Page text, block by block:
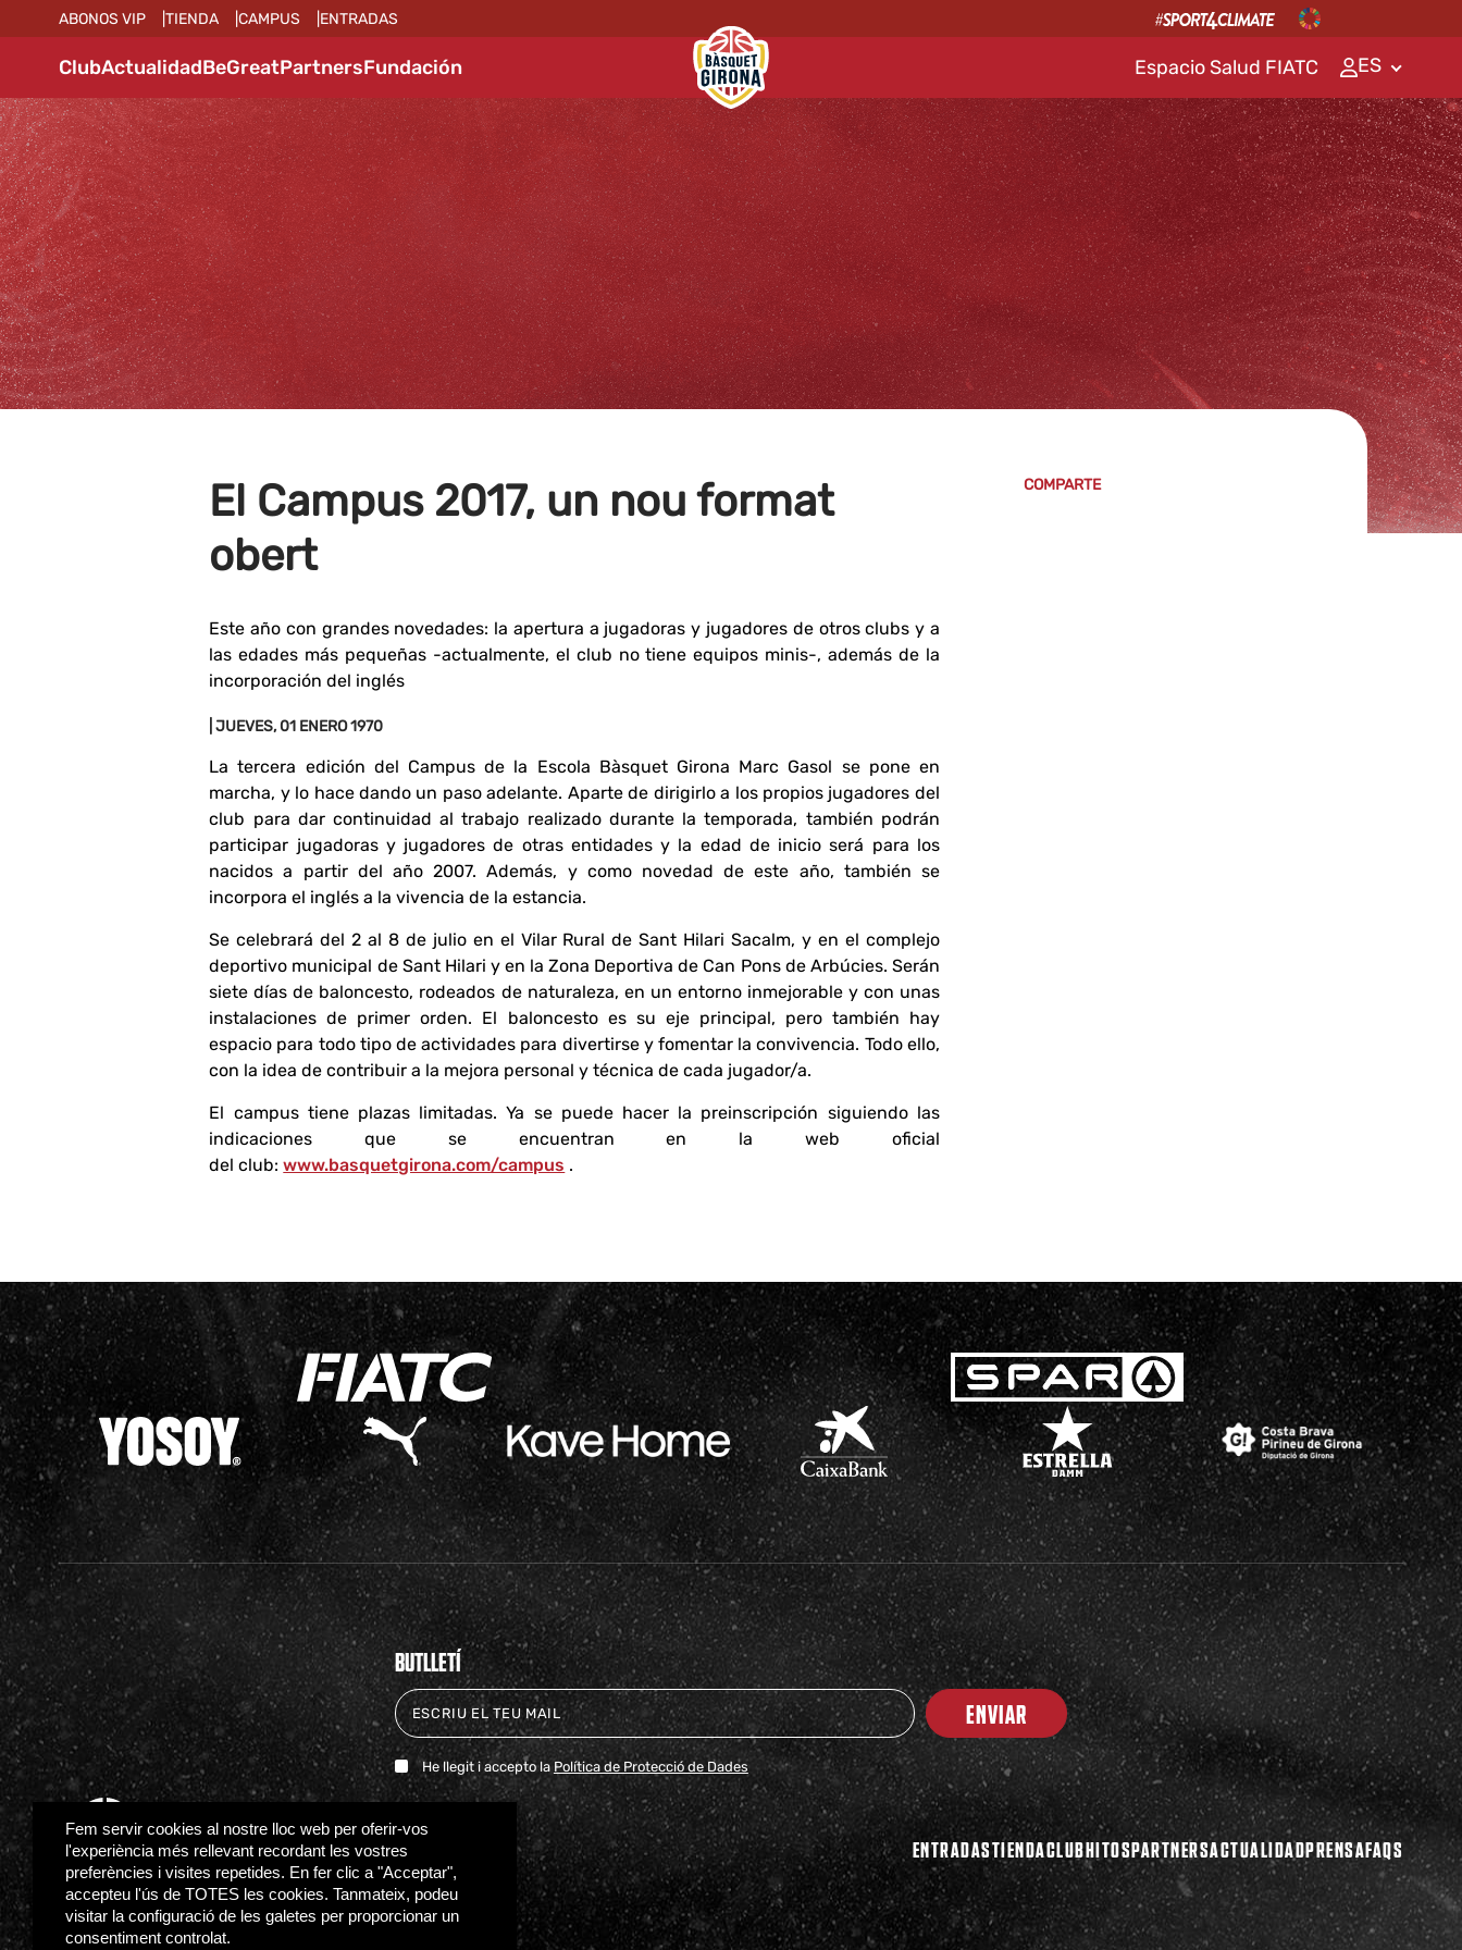
ABONOS VIP TIENDA CAMPUS ENTRADAS
ClubActualidadBeGreatPartnersFundación Espacio Salud FIATC ES
El Campus 2017, un nou format
obert
Este año con grandes novedades: la apertura a jugadoras y jugadores de otros clubs y a
las edades más pequeñas -actualmente, el club no tiene equipos minis-, además de la
incorporación del inglés
| JUEVES, 01 ENERO 1970
La tercera edición del Campus de la Escola Bàsquet Girona Marc Gasol se pone en
marcha, y lo hace dando un paso adelante. Aparte de dirigirlo a los propios jugadores del
club para dar continuidad al trabajo realizado durante la temporada, también podrán
participar jugadoras y jugadores de otras entidades y la edad de inicio será para los
nacidos a partir del año 2007. Además, y como novedad de este año, también se
incorpora el inglés a la vivencia de la estancia.
Se celebrará del 2 al 8 de julio en el Vilar Rural de Sant Hilari Sacalm, y en el complejo
deportivo municipal de Sant Hilari y en la Zona Deportiva de Can Pons de Arbúcies. Serán
siete días de baloncesto, rodeados de naturaleza, en un entorno inmejorable y con unas
instalaciones de primer orden. El baloncesto es su eje principal, pero también hay
espacio para todo tipo de actividades para divertirse y fomentar la convivencia. Todo ello,
con la idea de contribuir a la mejora personal y técnica de cada jugador/a.
El campus tiene plazas limitadas. Ya se puede hacer la preinscripción siguiendo las
indicaciones que se encuentran en la web oficial
del club:www.basquetgirona.com/campus .
COMPARTE
BUTLLETÍ
ENVIAR
He llegit i accepto la Política de Protecció de Dades
ENTRADASTIENDACLUBHITOSPARTNERSACTUALIDADPRENSAFAQS
Fem servir cookies al nostre lloc web per oferir-vos
l'experiència més rellevant recordant les vostres
preferències i visites repetides. En fer clic a "Acceptar",
accepteu l'ús de TOTES les cookies. Tanmateix, podeu
visitar la configuració de les galetes per proporcionar un
consentiment controlat.